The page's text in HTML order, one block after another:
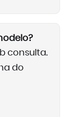
consulta.
do